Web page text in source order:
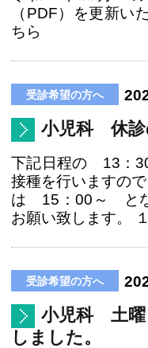
（PDF）を更新い
ちら
小児科 休診
下記日程の 13：
接種を行いますの
は 15：00～ と
お願い致します。
小児科 土曜
しました。